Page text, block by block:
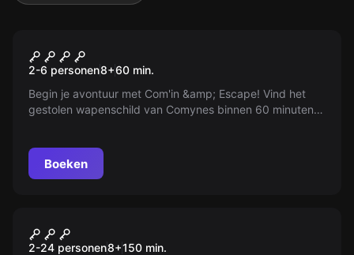
Com'in & Escape
2-6 personen8+60 min.
Begin je avontuur met Com'in &amp; Escape! Vind het
gestolen wapenschild van Comynes binnen 60 minuten.
Boeken
Hugor Missies
2-24 personen8+150 min.